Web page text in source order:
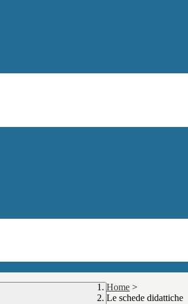
Home >
Le schede didattiche